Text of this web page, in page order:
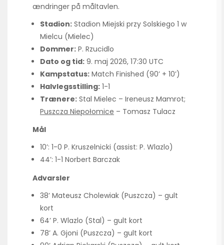
ændringer på måltavlen.
Stadion: Stadion Miejski przy Solskiego 1 w
Mielcu (Mielec)
Dommer: P. Rzucidlo
Dato og tid: 9. maj 2026, 17:30 UTC
Kampstatus: Match Finished (90’ + 10’)
Halvlegsstilling: 1-1
Trænere: Stal Mielec – Ireneusz Mamrot;
Puszcza Niepołomice – Tomasz Tulacz
Mål
10’: 1-0 P. Kruszelnicki (assist: P. Wlazlo)
44’: 1-1 Norbert Barczak
Advarsler
38’ Mateusz Cholewiak (Puszcza) – gult
kort
64’ P. Wlazlo (Stal) – gult kort
78’ A. Gjoni (Puszcza) – gult kort